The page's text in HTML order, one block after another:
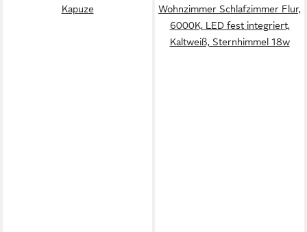
Kapuze
Wohnzimmer Schlafzimmer Flur,
6000K, LED fest integriert,
Kaltweiß, Sternhimmel 18w